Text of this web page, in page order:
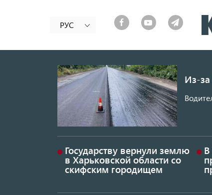
РУС
Из-
Государству вернули землю
в Харьковской области со
скифским городищем
В